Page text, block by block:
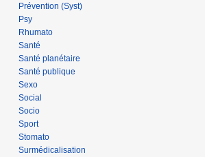
Prévention (Syst)
Psy
Rhumato
Santé
Santé planétaire
Santé publique
Sexo
Social
Socio
Sport
Stomato
Surmédicalisation